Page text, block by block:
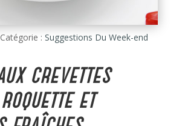
Catégorie : Suggestions Du Week-end
crevettes
et